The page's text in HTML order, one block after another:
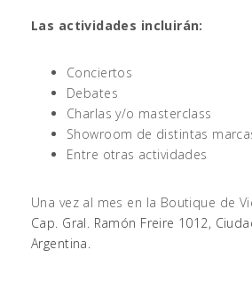
Las actividades incluirán:
Conciertos
Debates
Charlas y/o masterclass
Showroom de distintas
Entre otras actividades
Una vez al mes en la Boutique de
Cap. Gral. Ramón Freire 1012,
Argentina.